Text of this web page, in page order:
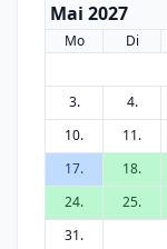
Mai 2027
Mo Di
3.
4.
10.
11.
17.
18.
24.
25.
31.